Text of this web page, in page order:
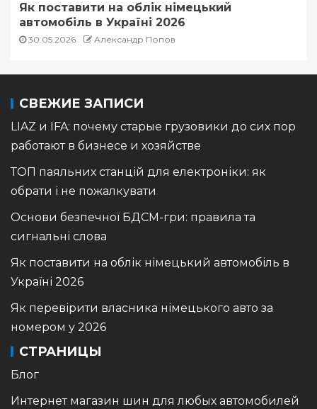
Як поставити на облік німецький
автомобіль в Україні 2026
30.05.2026 Александр Попов
СВЕЖИЕ ЗАПИСИ
LIAZ и IFA: почему старые грузовики до сих пор
работают в бизнесе и хозяйстве
ТОП паяльних станцій для електроніки: як
обрати і не пожалкувати
Основи безпечної БДСМ-гри: правила та
сигнальні слова
Як поставити на облік німецький автомобіль в
Україні 2026
Як перевірити власника німецького авто за
номером у 2026
СТРАНИЦЫ
Блог
Интернет магазин шин для любых автомобилей